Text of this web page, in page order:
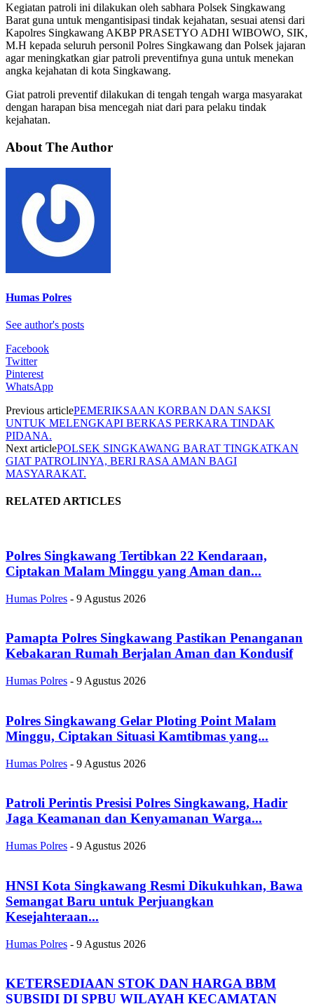
Kegiatan patroli ini dilakukan oleh sabhara Polsek Singkawang
Barat guna untuk mengantisipasi tindak kejahatan, sesuai atensi dari
Kapolres Singkawang AKBP PRASETYO ADHI WIBOWO, SIK,
M.H kepada seluruh personil Polres Singkawang dan Polsek jajaran
agar meningkatkan giar patroli preventifnya guna untuk menekan
angka kejahatan di kota Singkawang.
Giat patroli preventif dilakukan di tengah tengah warga masyarakat
dengan harapan bisa mencegah niat dari para pelaku tindak
kejahatan.
About The Author
Humas Polres
See author's posts
Facebook
Twitter
Pinterest
WhatsApp
Previous articlePEMERIKSAAN KORBAN DAN SAKSI
UNTUK MELENGKAPI BERKAS PERKARA TINDAK
PIDANA.
Next articlePOLSEK SINGKAWANG BARAT TINGKATKAN
GIAT PATROLINYA, BERI RASA AMAN BAGI
MASYARAKAT.
RELATED ARTICLES
Polres Singkawang Tertibkan 22 Kendaraan,
Ciptakan Malam Minggu yang Aman dan...
Humas Polres - 9 Agustus 2026
Pamapta Polres Singkawang Pastikan Penanganan
Kebakaran Rumah Berjalan Aman dan Kondusif
Humas Polres - 9 Agustus 2026
Polres Singkawang Gelar Ploting Point Malam
Minggu, Ciptakan Situasi Kamtibmas yang...
Humas Polres - 9 Agustus 2026
Patroli Perintis Presisi Polres Singkawang, Hadir
Jaga Keamanan dan Kenyamanan Warga...
Humas Polres - 9 Agustus 2026
HNSI Kota Singkawang Resmi Dikukuhkan, Bawa
Semangat Baru untuk Perjuangkan
Kesejahteraan...
Humas Polres - 9 Agustus 2026
KETERSEDIAAN STOK DAN HARGA BBM
SUBSIDI DI SPBU WILAYAH KECAMATAN